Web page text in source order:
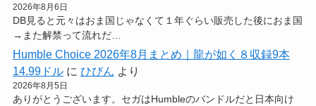
2026年8月6日
DB見ると元々はおま国じゃなくて１年ぐらい販売した後におま国
→また解禁って流れだ…
Humble Choice 2026年8月まとめ｜龍が如く８収録9本
14.99ドルに ひびん より
2026年8月5日
ありがとうございます。セガはHumbleのバンドルだと日本向け